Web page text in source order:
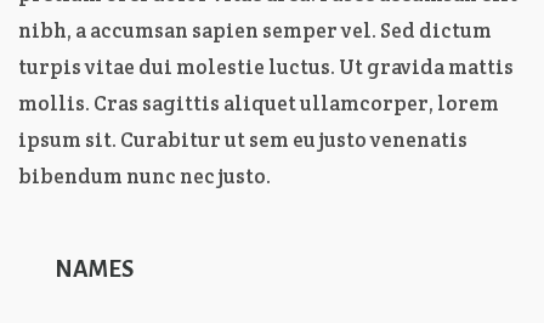
nibh, a accumsan sapien semper vel. Sed dictum
turpis vitae dui molestie luctus. Ut gravida mattis
mollis. Cras sagittis aliquet ullamcorper, lorem
ipsum sit. Curabitur ut sem eu justo venenatis
bibendum nunc nec justo.
NAMES